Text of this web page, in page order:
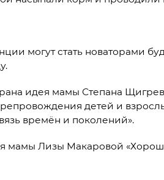
могут стать новаторами
идея мамы Степана
детей и
времён и поколений».
мамы Лизы Макаровой